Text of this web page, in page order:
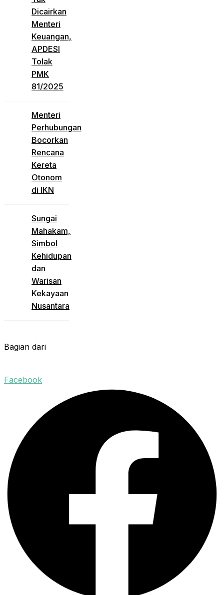
Dicairkan
Menteri
Keuangan,
APDESI
Tolak
PMK
81/2025
Menteri
Perhubungan
Bocorkan
Rencana
Kereta
Otonom
di IKN
Sungai
Mahakam,
Simbol
Kehidupan
dan
Warisan
Kekayaan
Nusantara
Bagian dari
Facebook